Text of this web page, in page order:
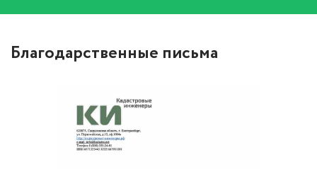
Благодарственные письма